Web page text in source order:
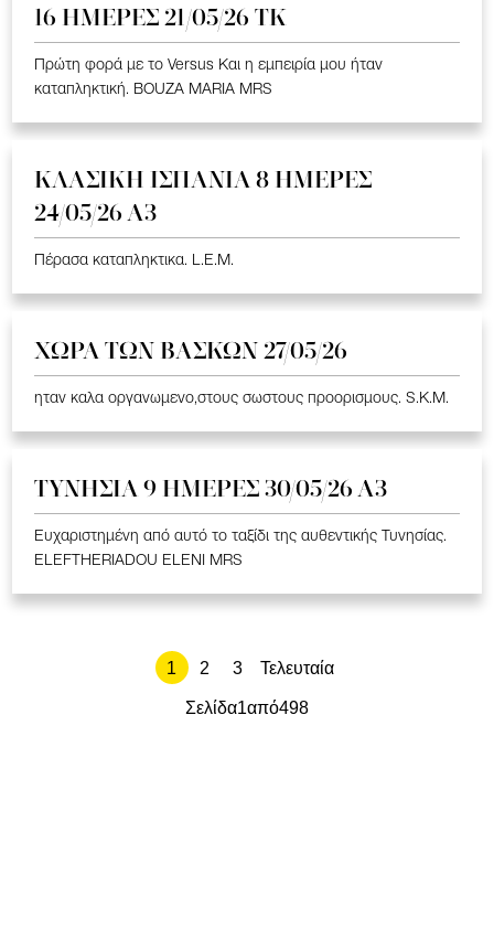
16 ΗΜΕΡΕΣ 21/05/26 TK
Πρώτη φορά με το Versus Και η εμπειρία μου ήταν
καταπληκτική. BOUZA MARIA MRS
ΚΛΑΣΙΚΗ ΙΣΠΑΝΙΑ 8 ΗΜΕΡΕΣ
24/05/26 Α3
Πέρασα καταπληκτικα. L.E.M.
ΧΩΡΑ ΤΩΝ ΒΑΣΚΩΝ 27/05/26
ηταν καλα οργανωμενο,στους σωστους προορισμους. S.K.M.
ΤΥΝΗΣΙΑ 9 ΗΜΕΡΕΣ 30/05/26 Α3
Ευχαριστημένη από αυτό το ταξίδι της αυθεντικής Τυνησίας.
ELEFTHERIADOU ELENI MRS
1 2 3 Τελευταία
Σελίδα1από498